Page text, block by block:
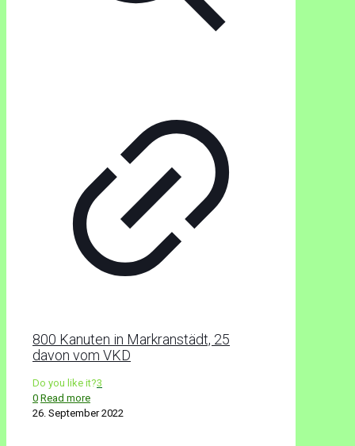
800 Kanuten in Markranstädt, 25
davon vom VKD
Do you like it?3
0 Read more
26. September 2022